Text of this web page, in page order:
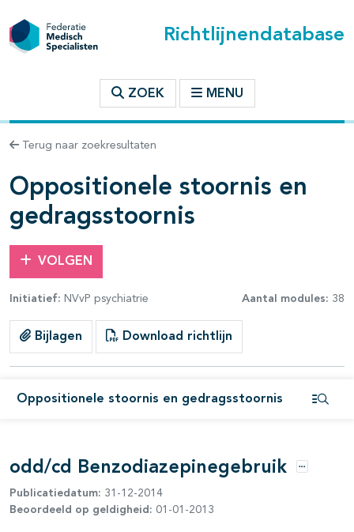
Richtlijnendatabase
ZOEK MENU
Terug naar zoekresultaten
Oppositionele stoornis en
gedragsstoornis
VOLGEN
Initiatief: NVvP psychiatrie Aantal modules: 38
Bijlagen Download richtlijn
Oppositionele stoornis en gedragsstoornis
binnen deze richtlijn
open- en dichtklappen
open- en dichtklappen
odd/cd Benzodiazepinegebruik Opties
Publicatiedatum: 31-12-2014
Beoordeeld op geldigheid: 01-01-2013